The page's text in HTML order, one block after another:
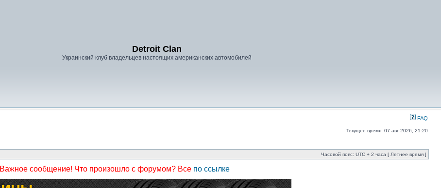
Detroit Clan
Украинский клуб владельцев настоящих американских автомобилей
FAQ
Текущее время: 07 авг 2026, 21:20
Часовой пояс: UTC + 2 часа [ Летнее время ]
Важное сообщение! Что произошло с форумом? Все по ссылке